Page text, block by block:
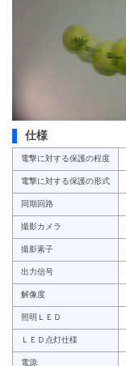
仕様
電撃に対する保護の程度
電撃に対する保護の形式
同期回路
撮影カメラ
撮影素子
出力信号
解像度
照明ＬＥＤ
ＬＥＤ点灯仕様
電源